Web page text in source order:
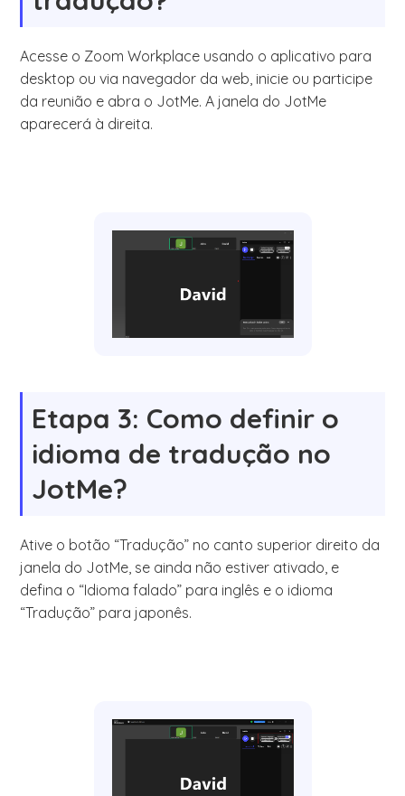
Acesse o Zoom Workplace usando o aplicativo para
desktop ou via navegador da web, inicie ou participe
da reunião e abra o JotMe. A janela do JotMe
aparecerá à direita.
Etapa 3: Como definir o
idioma de tradução no
JotMe?
Ative o botão “Tradução” no canto superior direito da
janela do JotMe, se ainda não estiver ativado, e
defina o “Idioma falado” para inglês e o idioma
“Tradução” para japonês.